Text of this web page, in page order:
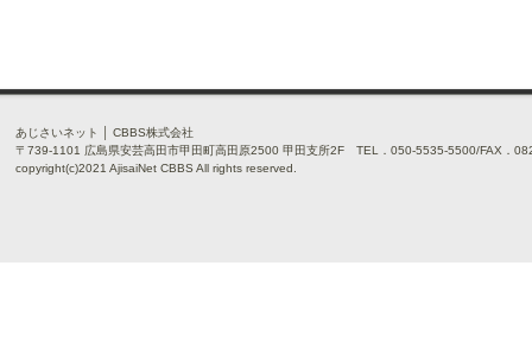
あじさいネット │ CBBS株式会社
〒739-1101 広島県安芸高田市甲田町高田原2500 甲田支所2F TEL．050-5535-5500/FAX．
copyright(c)2021 AjisaiNet CBBS All rights reserved.